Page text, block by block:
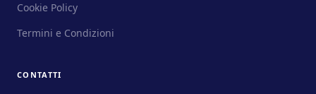
Cookie Policy
Termini e Condizioni
CONTATTI